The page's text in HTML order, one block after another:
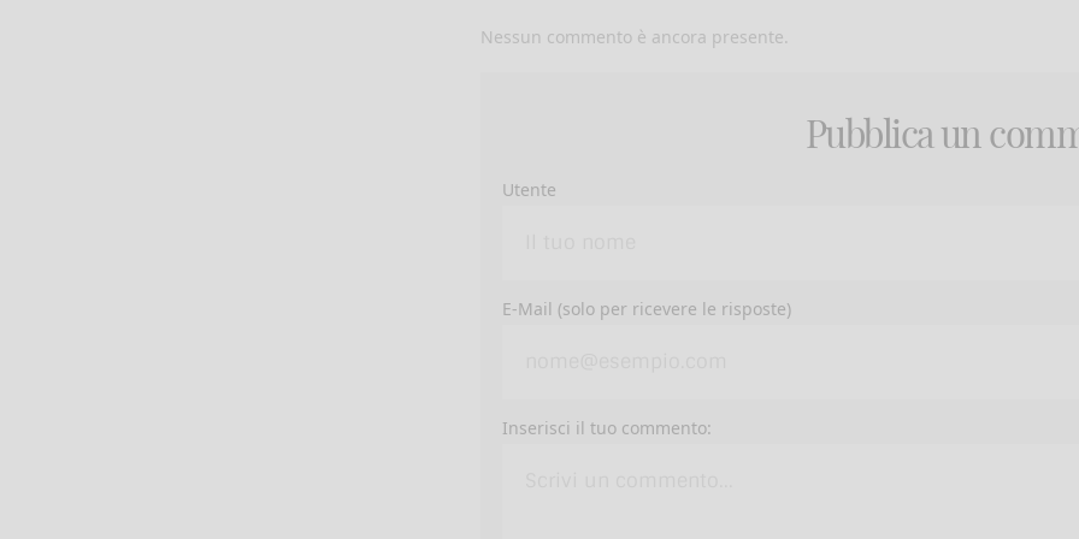
Nessun commento è ancora presente.
Pubblica un
Utente
E-Mail (solo per ricevere le risposte)
Inserisci il tuo commento: